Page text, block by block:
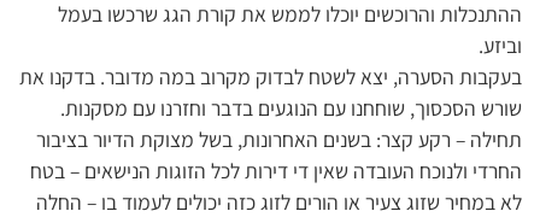
ההתנכלות והרוכשים יוכלו לממש את קורת הגג שרכשו בעמל
וביזע.
בעקבות הסערה, יצא לשטח לבדוק מקרוב במה מדובר. בדקנו את
שורש הסכסוך, שוחחנו עם הנוגעים בדבר וחזרנו עם מסקנות.
תחילה – רקע קצר: בשנים האחרונות, בשל מצוקת הדיור בציבור
החרדי ולנוכח העובדה שאין די דירות לכל הזוגות הנישאים – בטח
לא במחיר שזוג צעיר או הורים לזוג כזה יכולים לעמוד בו – החלה